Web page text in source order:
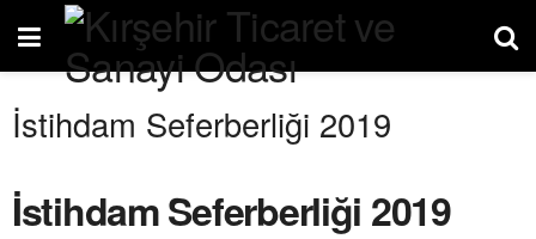
İstihdam Seferberliği 2019
İstihdam Seferberliği 2019